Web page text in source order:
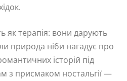
як терапія: вони дарують
природа ніби нагадує про
історій під
з присмаком ностальгії —